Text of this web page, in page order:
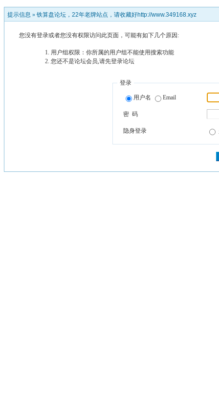
提示信息 » 铁算盘论坛，22年老牌站点，请收藏好http://www.349168.xyz
您没有登录或者您没有权限访问此页面，可能有如下几个原因:
用户组权限：你所属的用户组不能使用搜索功能
您还不是论坛会员,请先登录论坛
登录
用户名 Email
密 码
隐身登录